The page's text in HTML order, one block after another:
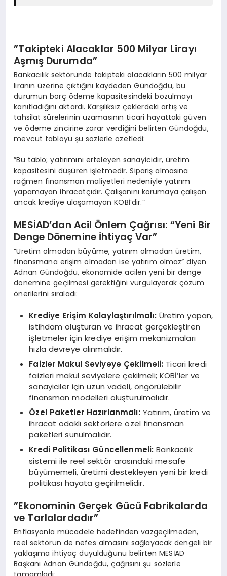
​”Takipteki Alacaklar 500 Milyar Lirayı
Aşmış Durumda”
​Bankacılık sektöründe takipteki alacakların 500 milyar
liranın üzerine çıktığını kaydeden Gündoğdu, bu
durumun borç ödeme kapasitesindeki bozulmayı
kanıtladığını aktardı. Karşılıksız çeklerdeki artış ve
tahsilat sürelerinin uzamasının ticari hayattaki güven
ve ödeme zincirine zarar verdiğini belirten Gündoğdu,
mevcut tabloyu şu sözlerle özetledi:
​”Bu tablo; yatırımını erteleyen sanayicidir, üretim
kapasitesini düşüren işletmedir. Sipariş almasına
rağmen finansman maliyetleri nedeniyle yatırım
yapamayan ihracatçıdır. Çalışanını korumaya çalışan
ancak krediye ulaşamayan KOBİ’dir.”
​MESİAD’dan Acil Önlem Çağrısı: “Yeni Bir
Denge Dönemine İhtiyaç Var”
​”Üretim olmadan büyüme, yatırım olmadan üretim,
finansmana erişim olmadan ise yatırım olmaz” diyen
Adnan Gündoğdu, ekonomide acilen yeni bir denge
dönemine geçilmesi gerektiğini vurgulayarak çözüm
önerilerini sıraladı:
Krediye Erişim Kolaylaştırılmalı: Üretim yapan,
istihdam oluşturan ve ihracat gerçekleştiren
işletmeler için krediye erişim mekanizmaları
hızla devreye alınmalıdır.
Faizler Makul Seviyeye Çekilmeli: Ticari kredi
faizleri makul seviyelere çekilmeli; KOBİ’ler ve
sanayiciler için uzun vadeli, öngörülebilir
finansman modelleri oluşturulmalıdır.
Özel Paketler Hazırlanmalı: Yatırım, üretim ve
ihracat odaklı sektörlere özel finansman
paketleri sunulmalıdır.
Kredi Politikası Güncellenmeli: Bankacılık
sistemi ile reel sektör arasındaki mesafe
büyümemeli, üretimi destekleyen yeni bir kredi
politikası hayata geçirilmelidir.
​”Ekonominin Gerçek Gücü Fabrikalarda
ve Tarlalardadır”
​Enflasyonla mücadele hedefinden vazgeçilmeden,
reel sektörün de nefes almasını sağlayacak dengeli bir
yaklaşıma ihtiyaç duyulduğunu belirten MESİAD
Başkanı Adnan Gündoğdu, çağrısını şu sözlerle